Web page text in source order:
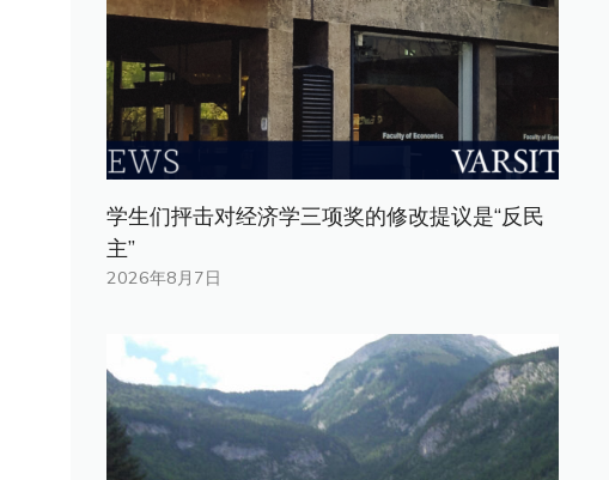
学生们抨击对经济学三项奖的修改提议是“反民
主”
2026年8月7日